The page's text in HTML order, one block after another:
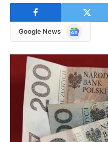
Google News
Google